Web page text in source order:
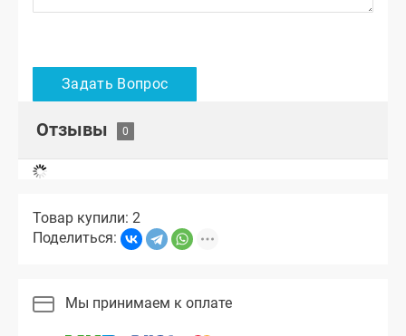
Отзывы
Товар купили: 2
Поделиться:
Мы принимаем к оплате